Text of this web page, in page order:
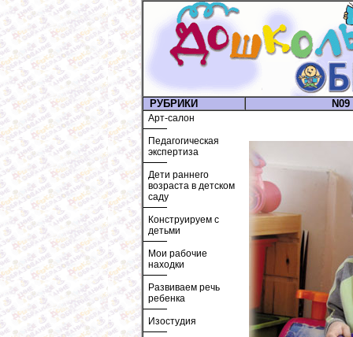
РУБРИКИ
Арт-салон
Педагогическая
экспертиза
Дети раннего
возраста в детском
саду
Конструируем с
детьми
Мои рабочие
находки
Развиваем речь
ребенка
Изостудия